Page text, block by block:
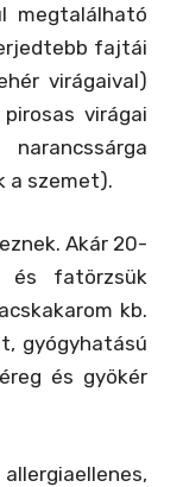
megtalálható
fajtái
virágaival)
virágai
a szemet).
Akár 20-
és fatörzsük
kb.
gyógyhatású
és gyökér